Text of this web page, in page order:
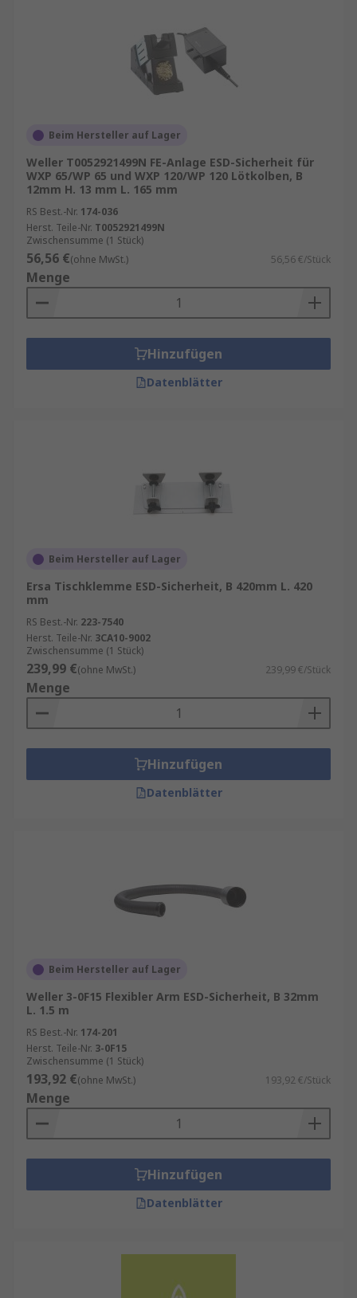
Beim Hersteller auf Lager
Weller T0052921499N FE-Anlage ESD-Sicherheit für
WXP 65/WP 65 und WXP 120/WP 120 Lötkolben, B
12mm H. 13 mm L. 165 mm
RS Best.-Nr. 174-036
Herst. Teile-Nr. T0052921499N
Zwischensumme (1 Stück)
56,56 €(ohne MwSt.) 56,56 €/Stück
Menge
Hinzufügen
Datenblätter
Beim Hersteller auf Lager
Ersa Tischklemme ESD-Sicherheit, B 420mm L. 420
mm
RS Best.-Nr. 223-7540
Herst. Teile-Nr. 3CA10-9002
Zwischensumme (1 Stück)
239,99 €(ohne MwSt.) 239,99 €/Stück
Menge
Hinzufügen
Datenblätter
Beim Hersteller auf Lager
Weller 3-0F15 Flexibler Arm ESD-Sicherheit, B 32mm
L. 1.5 m
RS Best.-Nr. 174-201
Herst. Teile-Nr. 3-0F15
Zwischensumme (1 Stück)
193,92 €(ohne MwSt.) 193,92 €/Stück
Menge
Hinzufügen
Datenblätter